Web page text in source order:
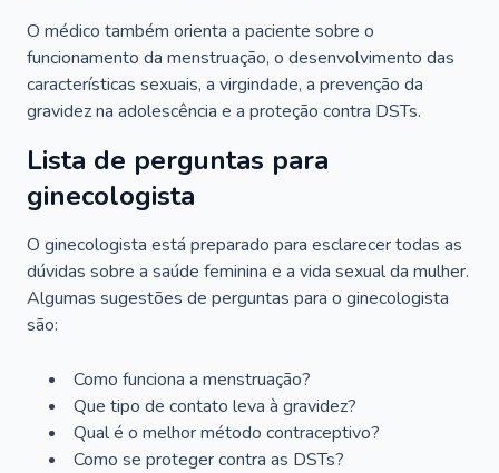
O médico também orienta a paciente sobre o
funcionamento da menstruação, o desenvolvimento das
características sexuais, a virgindade, a prevenção da
gravidez na adolescência e a proteção contra DSTs.
Lista de perguntas para
ginecologista
O ginecologista está preparado para esclarecer todas as
dúvidas sobre a saúde feminina e a vida sexual da mulher.
Algumas sugestões de perguntas para o ginecologista
são:
Como funciona a menstruação?
Que tipo de contato leva à gravidez?
Qual é o melhor método contraceptivo?
Como se proteger contra as DSTs?